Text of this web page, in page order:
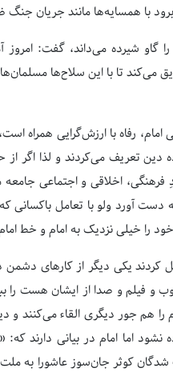
با همسایه‌ها مانند جریان جنگ
گاو شیرده می‌داند، گفت: امروز
می‌کند تا با این‌ سلاح‌ها
رفاه با ارزش‌گرایی همراه
دین تعریف می‌کردند و لذا اگر
اخلاقی و اجتماعی
دست آورد ولو با تعامل باکسانی
را خیلی نزدیک به امام و خط
عمل کردند یکی دیگر از کارهای
و فیلم و صدا از ایشان هست
را هم جور دیگری القاء می‌کنند و
اما امام در بیانی دارند
شدگان کوثر جان‌سوز عاشورا به